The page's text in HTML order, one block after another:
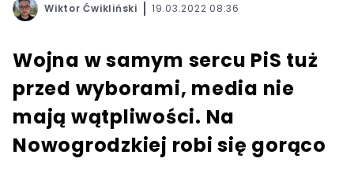
Wiktor Ćwikliński 19.03.2022 08:36
Wojna w samym sercu PiS tuż
przed wyborami, media nie
mają wątpliwości. Na
Nowogrodzkiej robi się gorąco